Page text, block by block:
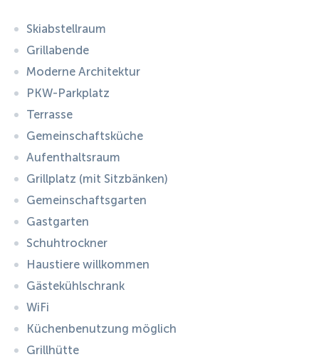
Skiabstellraum
Grillabende
Moderne Architektur
PKW-Parkplatz
Terrasse
Gemeinschaftsküche
Aufenthaltsraum
Grillplatz (mit Sitzbänken)
Gemeinschaftsgarten
Gastgarten
Schuhtrockner
Haustiere willkommen
Gästekühlschrank
WiFi
Küchenbenutzung möglich
Grillhütte